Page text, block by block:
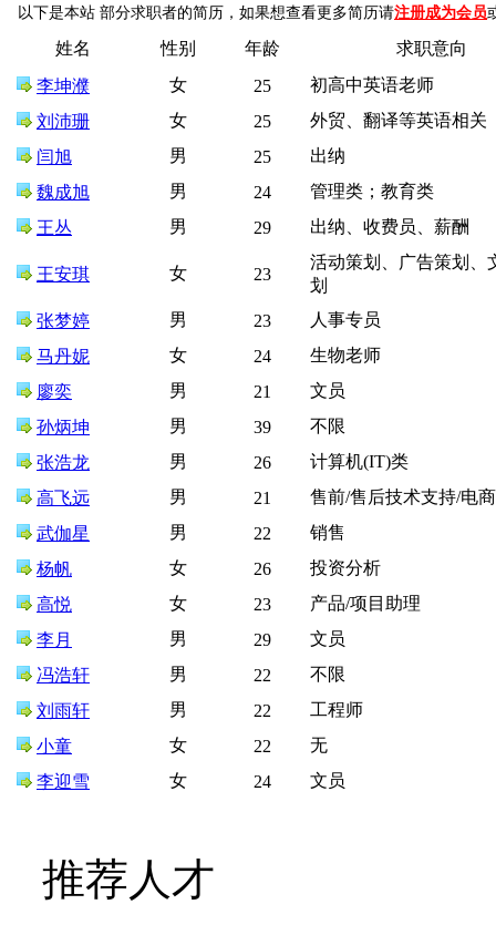
以下是本站 部分求职者的简历，如果想查看更多简历请注册成为会员
姓名 性别 年龄
求职意向
李坤濮
女 25
初高中英语老师
刘沛珊
女 25
外贸、翻译等英语相关
闫旭
男 25
出纳
魏成旭
男 24
管理类；教育类
王丛
男 29 出纳、收费员、薪酬
王安琪 女 23
活动策划、广告策划、
划
张梦婷
男 23
人事专员
马丹妮
女 24
生物老师
廖奕
男 21
文员
孙炳坤
男 39
不限
张浩龙
男 26
计算机(IT)类
高飞远
男 21
售前/售后技术支持/电
武伽星
男 22
销售
杨帆
女 26
投资分析
高悦
女 23
产品/项目助理
李月
男 29
文员
冯浩轩
男 22
不限
刘雨轩
男 22
工程师
小童
女 22
无
李迎雪
女 24 文员
推荐人才